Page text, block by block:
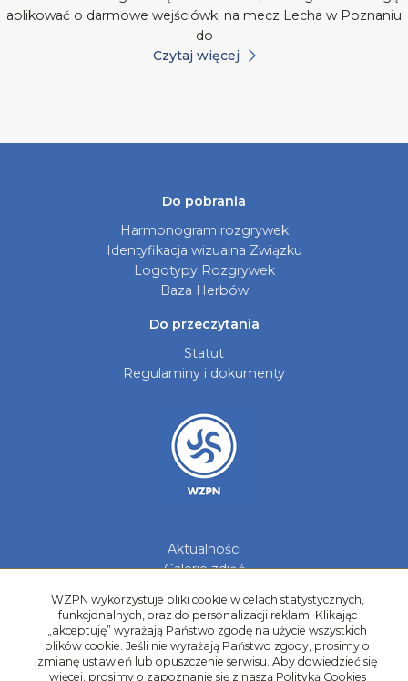
aplikować o darmowe wejściówki na mecz Lecha w Poznaniu
do
Czytaj więcej
Do pobrania
Harmonogram rozgrywek
Identyfikacja wizualna Związku
Logotypy Rozgrywek
Baza Herbów
Do przeczytania
Statut
Regulaminy i dokumenty
Aktualności
Galerie zdjęć
Kadry Regionów
Program Grantowy
Dziewczyny do Piłki
WZPN wykorzystuje pliki cookie w celach statystycznych,
funkcjonalnych, oraz do personalizacji reklam. Klikając
„akceptuję” wyrażają Państwo zgodę na użycie wszystkich
plików cookie. Jeśli nie wyrażają Państwo zgody, prosimy o
zmianę ustawień lub opuszczenie serwisu. Aby dowiedzieć się
więcej, prosimy o zapoznanie się z naszą Polityką Cookies